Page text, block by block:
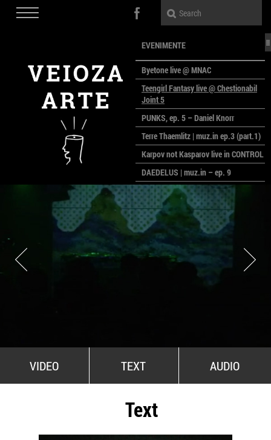
EVENIMENTE
Byetone live @ MNAC
Teengirl Fantasy live @ Chestionabil
Joint 5
PUNKS, ep. 5 – Daniel Knorr
Terre Thaemlitz | muz.in ep.3 (part.1)
Karpov not Kasparov live in CONTROL
DAEDELUS | muz.in – ep. 9
LALELE, LALELE – prima premieră a
anului la MACAZ
CinePOLSKA – filme poloneze la
București
PEOPLE OF ROMANIA se lansează la
galeria Simeza
All Stars For Outernational
VIDEO TEXT AUDIO
Text